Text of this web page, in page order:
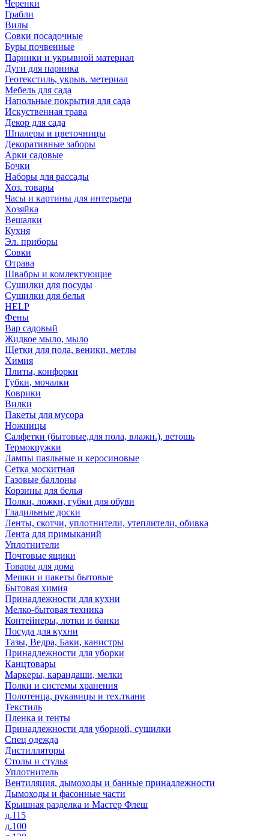
Черенки
Грабли
Вилы
Совки посадочные
Буры почвенные
Парники и укрывной материал
Дуги для парника
Геотекстиль, укрыв. метериал
Мебель для сада
Напольные покрытия для сада
Искуственная трава
Декор для сада
Шпалеры и цветочницы
Декоративные заборы
Арки садовые
Бочки
Наборы для рассады
Хоз. товары
Часы и картины для интерьера
Хозяйка
Вешалки
Кухня
Эл. приборы
Совки
Отрава
Швабры и комлектующие
Сушилки для посуды
Сушилки для белья
HELP
Фены
Вар садовый
Жидкое мыло, мыло
Щетки для пола, веники, метлы
Химия
Плиты, конфорки
Губки, мочалки
Коврики
Вилки
Пакеты для мусора
Ножницы
Салфетки (бытовые,для пола, влажн.), ветошь
Термокружки
Лампы паяльные и керосиновые
Сетка москитная
Газовые баллоны
Корзины для белья
Полки, ложки, губки для обуви
Гладильные доски
Ленты, скотчи, уплотнители, утеплители, обивка
Лента для примыканий
Уплотнители
Почтовые ящики
Товары для дома
Мешки и пакеты бытовые
Бытовая химия
Принадлежности для кухни
Мелко-бытовая техника
Контейнеры, лотки и банки
Посуда для кухни
Тазы, Ведра, Баки, канистры
Принадлежности для уборки
Канцтовары
Маркеры, карандаши, мелки
Полки и системы хранения
Полотенца, рукавицы и тех.ткани
Текстиль
Пленка и тенты
Принадлежности для уборной, сушилки
Спец одежда
Дистилляторы
Столы и стулья
Уплотнитель
Вентиляция, дымоходы и банные принадлежности
Дымоходы и фасонные части
Крышная разделка и Мастер Флеш
д.115
д.100